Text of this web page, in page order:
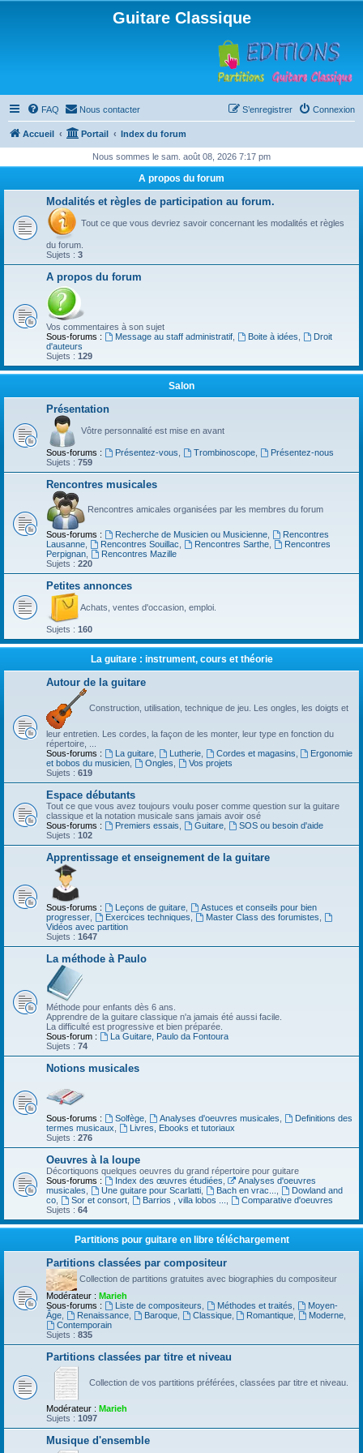
Guitare Classique
FAQ Nous contacter Connexion
S’enregistrer
Accueil Portail Index du forum
Nous sommes le sam. août 08, 2026 7:17 pm
A propos du forum
Modalités et règles de participation au forum.
Tout ce que vous devriez savoir concernant les modalités et règles
du forum.
Sujets : 3
A propos du forum
Vos commentaires à son sujet
Sous-forums :
Message au staff administratif, Boite à idées
Droit
d'auteurs
Sujets : 129
Salon
Présentation
Vôtre personnalité est mise en avant
Sous-forums : Présentez-vous Trombinoscope,
Présentez-nous
Sujets : 759
Rencontres musicales
Rencontres amicales organisées par les membres du forum
Sous-forums : Recherche de Musicien ou Musicienne,
Rencontres
Lausanne
Rencontres Souillac Rencontres Sarthe,
Rencontres
Perpignan
Rencontres Mazille
Sujets : 220
Petites annonces
Achats, ventes d'occasion, emploi.
Sujets : 160
La guitare : instrument, cours et théorie
Autour de la guitare
Construction, utilisation, technique de jeu. Les ongles, les doigts et
leur entretien. Les cordes, la façon de les monter, leur type en fonction du
répertoire, ...
Sous-forums :
La guitare, Lutherie, Cordes et magasins
Ergonomie
et bobos du musicien
Ongles
Vos projets
Sujets : 619
Espace débutants
Tout ce que vous avez toujours voulu poser comme question sur la guitare
classique et la notation musicale sans jamais avoir osé
Sous-forums :
Premiers essais Guitare,
SOS ou besoin d'aide
Sujets : 102
Apprentissage et enseignement de la guitare
Sous-forums : Leçons de guitare,
Astuces et conseils pour bien
progresser
Exercices techniques Master Class des forumistes
Vidéos avec partition
Sujets : 1647
La méthode à Paulo
Méthode pour enfants dès 6 ans.
Apprendre de la guitare classique n'a jamais été aussi facile.
La difficulté est progressive et bien préparée.
Sous-forum :
La Guitare, Paulo da Fontoura
Sujets : 74
Notions musicales
Sous-forums : Solfège, Analyses d'oeuvres musicales
Definitions des
termes musicaux
Livres, Ebooks et tutoriaux
Sujets : 276
Oeuvres à la loupe
Décortiquons quelques oeuvres du grand répertoire pour guitare
Sous-forums :
Index des œuvres étudiées
Analyses d'oeuvres
musicales
Une guitare pour Scarlatti, Bach en vrac...
Dowland and
co
Sor et consort, Barrios , villa lobos ...
Comparative d'oeuvres
Sujets : 64
Partitions pour guitare en libre téléchargement
Partitions classées par compositeur
Collection de partitions gratuites avec biographies du compositeur
Modérateur : Marieh
Sous-forums :
Liste de compositeurs Méthodes et traités
Moyen-
Âge
Renaissance, Baroque, Classique, Romantique Moderne
Contemporain
Sujets : 835
Partitions classées par titre et niveau
Collection de vos partitions préférées, classées par titre et niveau.
Modérateur : Marieh
Sujets : 1097
Musique d'ensemble